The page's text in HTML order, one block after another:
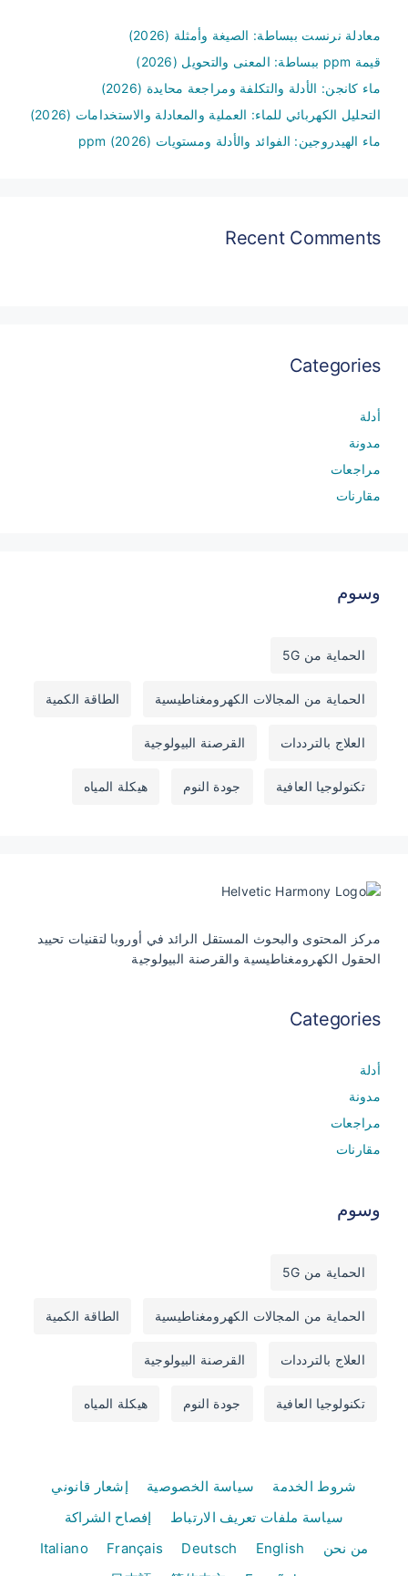
معادلة نرنست ببساطة: الصيغة وأمثلة (2026)
قيمة ppm ببساطة: المعنى والتحويل (2026)
ماء كانجن: الأدلة والتكلفة ومراجعة محايدة (2026)
التحليل الكهربائي للماء: العملية والمعادلة والاستخدامات (2026)
ماء الهيدروجين: الفوائد والأدلة ومستويات ppm (2026)
Recent Comments
Categories
أدلة
مدونة
مراجعات
مقارنات
وسوم
الحماية من 5G
الحماية من المجالات الكهرومغناطيسية الطاقة الكمية
العلاج بالترددات القرصنة البيولوجية
تكنولوجيا العافية جودة النوم هيكلة المياه
مركز المحتوى والبحوث المستقل الرائد في أوروبا لتقنيات تحييد
الحقول الكهرومغناطيسية والقرصنة البيولوجية
Categories
أدلة
مدونة
مراجعات
مقارنات
وسوم
الحماية من 5G
الحماية من المجالات الكهرومغناطيسية الطاقة الكمية
العلاج بالترددات القرصنة البيولوجية
تكنولوجيا العافية جودة النوم هيكلة المياه
شروط الخدمة سياسة الخصوصية
إشعار قانوني
سياسة ملفات تعريف الارتباط
إفصاح الشراكة
من نحن
English
Deutsch
Français
Italiano